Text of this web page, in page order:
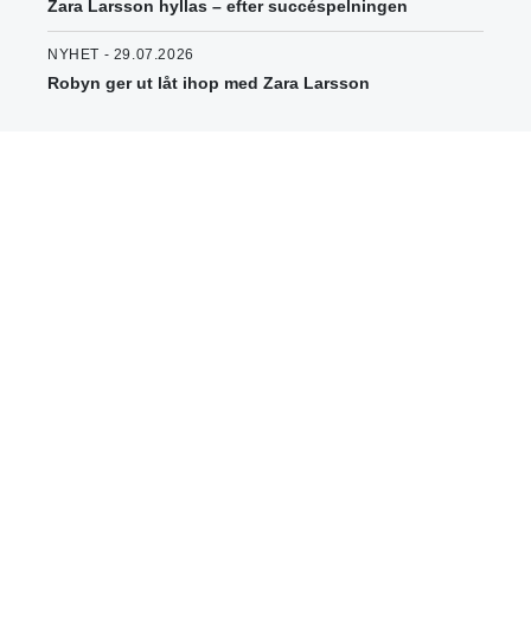
Zara Larsson hyllas – efter succéspelningen
NYHET - 29.07.2026
Robyn ger ut låt ihop med Zara Larsson